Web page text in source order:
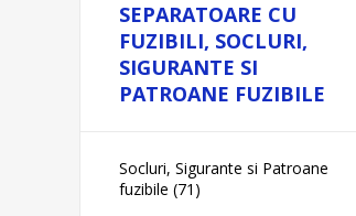
SEPARATOARE CU
FUZIBILI, SOCLURI,
SIGURANTE SI
PATROANE FUZIBILE
Socluri, Sigurante si Patroane
fuzibile (71)